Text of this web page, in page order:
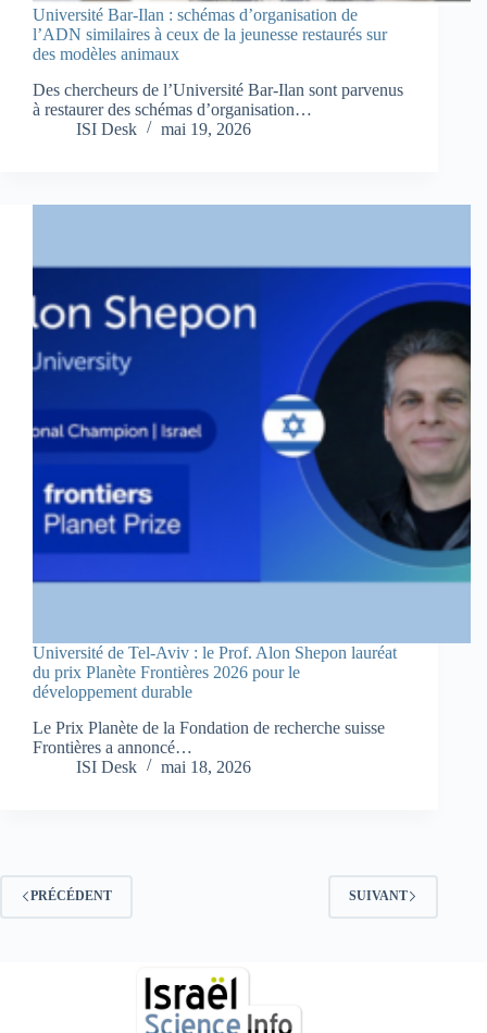
Université Bar-Ilan : schémas d’organisation de
l’ADN similaires à ceux de la jeunesse restaurés sur
des modèles animaux
Des chercheurs de l’Université Bar-Ilan sont parvenus
à restaurer des schémas d’organisation…
ISI Desk
mai 19, 2026
Université de Tel-Aviv : le Prof. Alon Shepon lauréat
du prix Planète Frontières 2026 pour le
développement durable
Le Prix Planète de la Fondation de recherche suisse
Frontières a annoncé…
ISI Desk
mai 18, 2026
PRÉCÉDENT SUIVANT